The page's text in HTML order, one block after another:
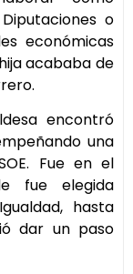
o
económicas
acababa de
encontró
una
Fue en el
fue elegida
hasta
dar un paso